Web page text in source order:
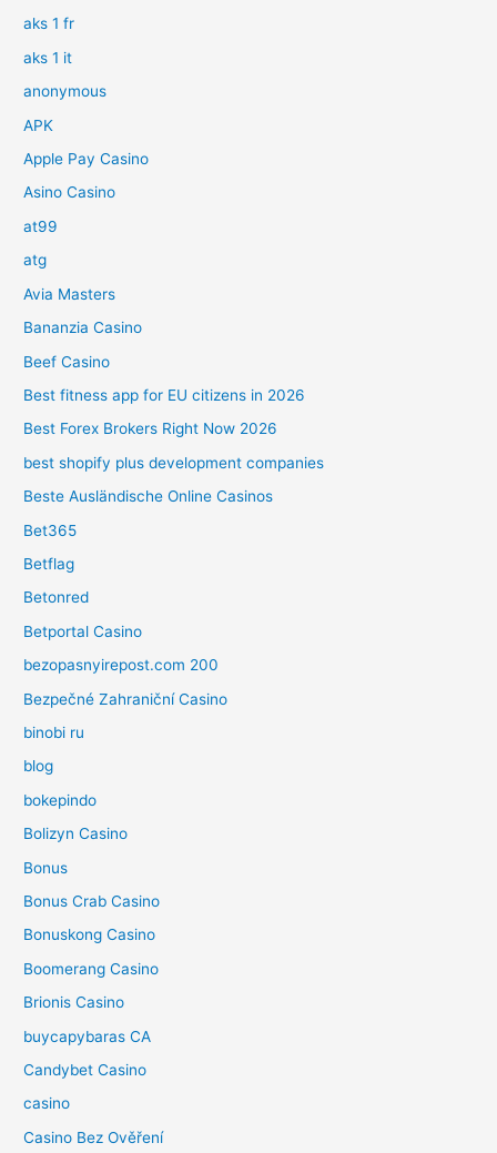
aks 1 fr
aks 1 it
anonymous
APK
Apple Pay Casino
Asino Casino
at99
atg
Avia Masters
Bananzia Casino
Beef Casino
Best fitness app for EU citizens in 2026
Best Forex Brokers Right Now 2026
best shopify plus development companies
Beste Ausländische Online Casinos
Bet365
Betflag
Betonred
Betportal Casino
bezopasnyirepost.com 200
Bezpečné Zahraniční Casino
binobi ru
blog
bokepindo
Bolizyn Casino
Bonus
Bonus Crab Casino
Bonuskong Casino
Boomerang Casino
Brionis Casino
buycapybaras CA
Candybet Casino
casino
Casino Bez Ověření